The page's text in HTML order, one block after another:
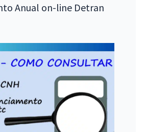
Anual on-line Detran